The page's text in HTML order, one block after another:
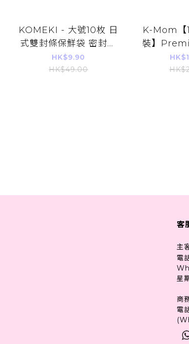
KOMEKI - 大號10枚 日
式雙封條保鮮袋 密封保
鮮袋 盒裝抽取式密實袋
食品收納袋 食物保鮮袋
HK$9.90
HK$49.00
K-Mom【
裝】
添加金盞
客
主
電
星
商
電